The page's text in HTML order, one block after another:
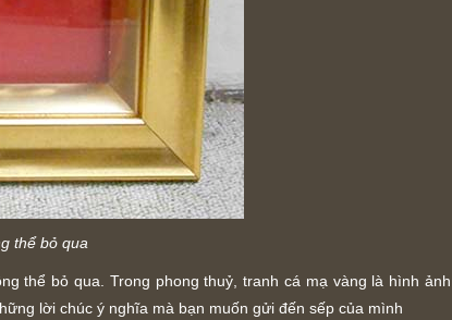
thể bỏ qua
thể bỏ qua. Trong phong thuỷ, tranh cá mạ vàng là hình ảnh
lời chúc ý nghĩa mà bạn muốn gửi đến sếp của mình